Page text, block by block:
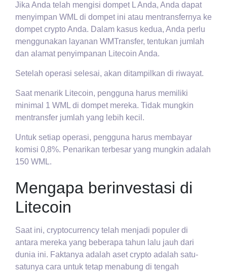
Jika Anda telah mengisi dompet L Anda, Anda dapat
menyimpan WML di dompet ini atau mentransfernya ke
dompet crypto Anda. Dalam kasus kedua, Anda perlu
menggunakan layanan WMTransfer, tentukan jumlah
dan alamat penyimpanan Litecoin Anda.
Setelah operasi selesai, akan ditampilkan di riwayat.
Saat menarik Litecoin, pengguna harus memiliki
minimal 1 WML di dompet mereka. Tidak mungkin
mentransfer jumlah yang lebih kecil.
Untuk setiap operasi, pengguna harus membayar
komisi 0,8%. Penarikan terbesar yang mungkin adalah
150 WML.
Mengapa berinvestasi di
Litecoin
Saat ini, cryptocurrency telah menjadi populer di
antara mereka yang beberapa tahun lalu jauh dari
dunia ini. Faktanya adalah aset crypto adalah satu-
satunya cara untuk tetap menabung di tengah